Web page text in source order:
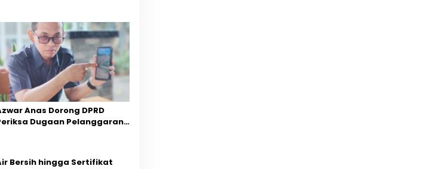
Anas Dorong DPRD
Dugaan Pelanggaran
Bersih hingga Sertifikat